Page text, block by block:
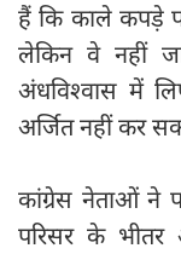
हैं कि काले कपड़े
लेकिन वे नहीं
अंधविश्वास में
अर्जित नहीं कर
कांग्रेस नेताओं ने
परिसर के